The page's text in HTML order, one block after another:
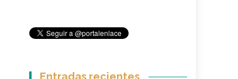
Entradas recientes